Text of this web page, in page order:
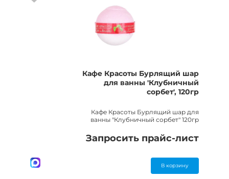
Кафе Красоты Бурлящий шар
для ванны 'Клубничный
сорбет', 120гр
Кафе Красоты Бурлящий шар для
ванны "Клубничный сорбет" 120гр
Запросить прайс-лист
В корзину